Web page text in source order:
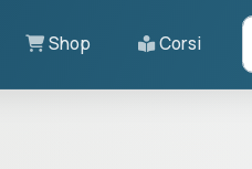
Shop Corsi